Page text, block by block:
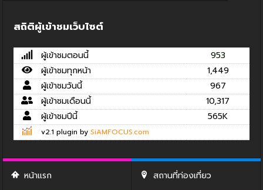
สถิติผู้เข้าชมเว็บไซต์
ผู้เข้าชมตอนนี้
953
ผู้เข้าชมทุกหน้า
1,449
ผู้เข้าชมวันนี้
967
ผู้เข้าชมเดือนนี้
10,317
ผู้เข้าชมปีนี้
565K
v2.1 plugin by SiAMFOCUS.com
หน้าแรก สถานที่ท่องเที่ยว